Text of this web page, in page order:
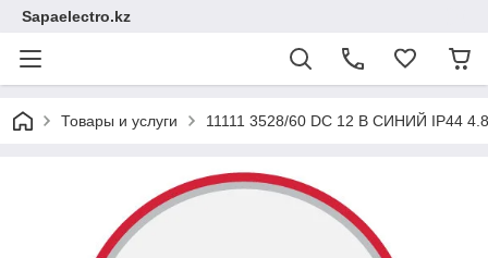
Sapaelectro.kz
Товары и услуги 11111 3528/60 DC 12 В СИНИЙ IP44